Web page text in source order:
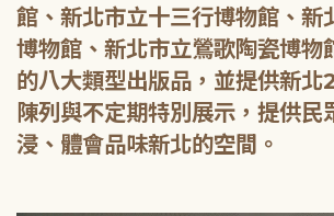
館、新北市立十三行博物館、新
博物館、新北市立鶯歌陶瓷博物
的八大類型出版品，並提供新
陳列與不定期特別展示，提供民
浸、體會品味新北的空間。